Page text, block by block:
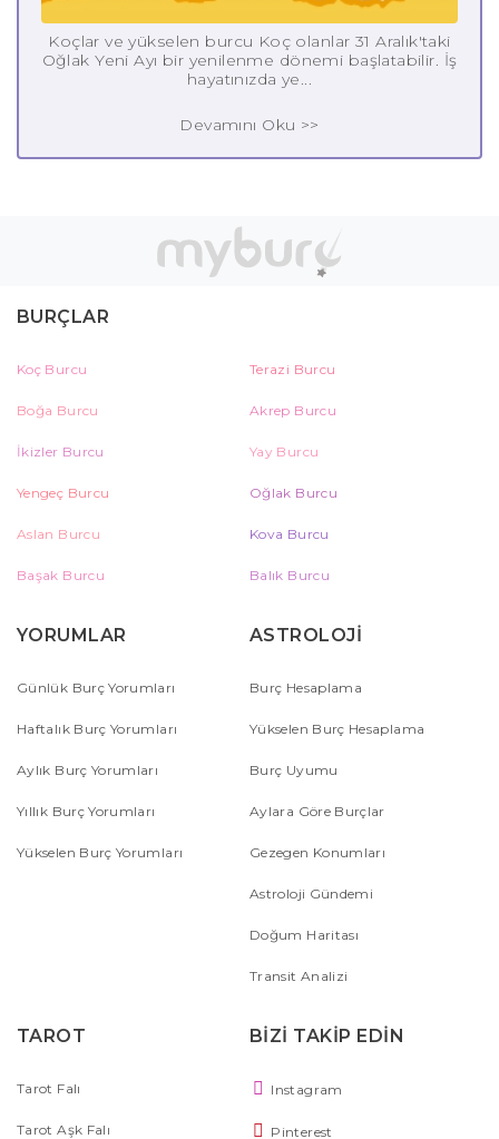
Koçlar ve yükselen burcu Koç olanlar 31 Aralık'taki
Oğlak Yeni Ayı bir yenilenme dönemi başlatabilir. İş
hayatınızda ye...
Devamını Oku >>
BURÇLAR
Koç Burcu Terazi Burcu
Boğa Burcu Akrep Burcu
İkizler Burcu Yay Burcu
Yengeç Burcu Oğlak Burcu
Aslan Burcu Kova Burcu
Başak Burcu Balık Burcu
YORUMLAR
Günlük Burç Yorumları
Haftalık Burç Yorumları
Aylık Burç Yorumları
Yıllık Burç Yorumları
Yükselen Burç Yorumları
ASTROLOJİ
Burç Hesaplama
Yükselen Burç Hesaplama
Burç Uyumu
Aylara Göre Burçlar
Gezegen Konumları
Astroloji Gündemi
Doğum Haritası
Transit Analizi
TAROT
Tarot Falı
Tarot Aşk Falı
BİZİ TAKİP EDİN
Instagram
Pinterest